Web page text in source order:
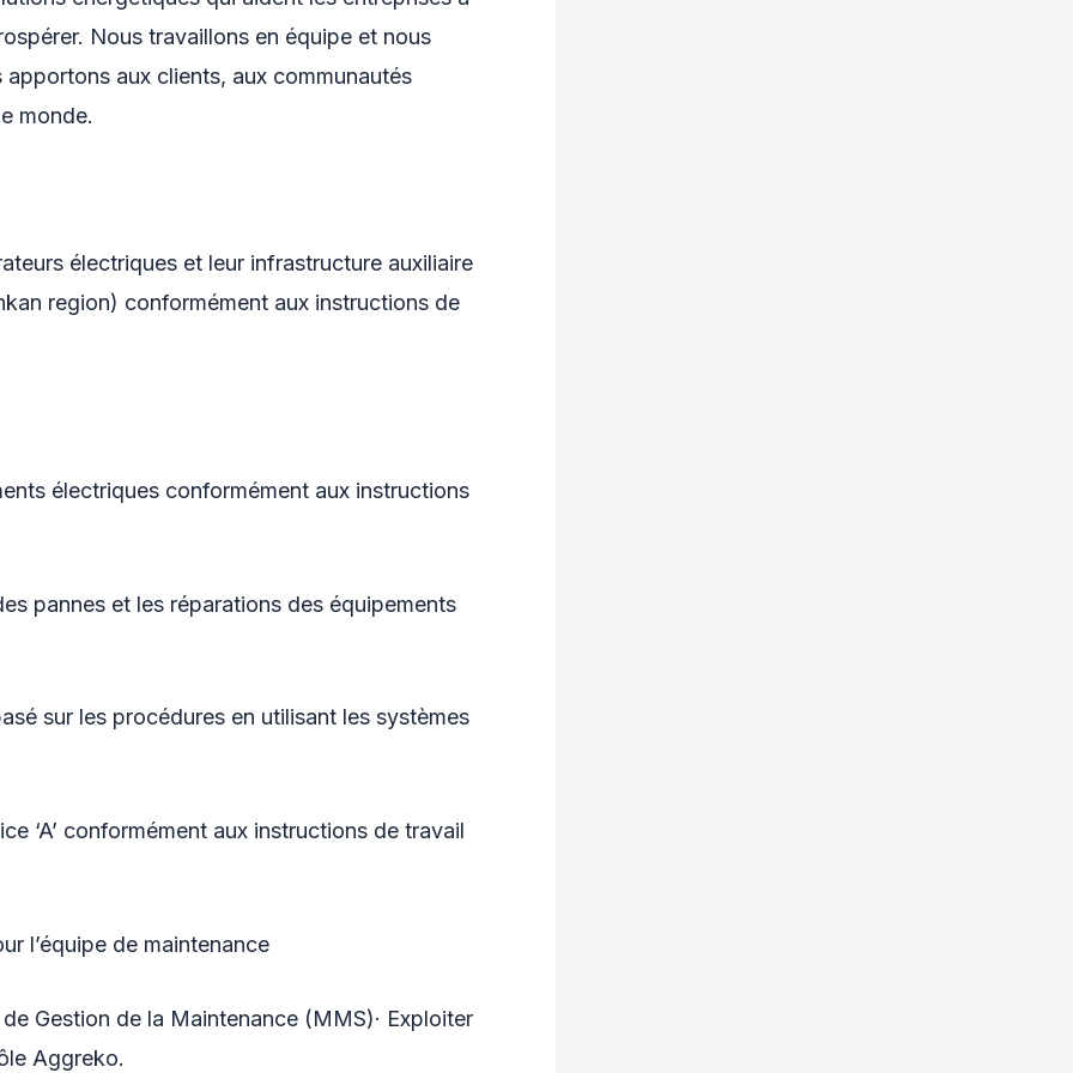
Nous travaillons en équipe et nous
aux clients, aux communautés
monde.
électriques et leur infrastructure auxiliaire
region) conformément aux instructions de
électriques conformément aux instructions
pannes et les réparations des équipements
sur les procédures en utilisant les systèmes
‘A’ conformément aux instructions de travail
l’équipe de maintenance
Gestion de la Maintenance (MMS)· Exploiter
Aggreko.